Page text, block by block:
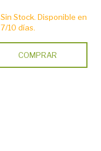
Sin Stock. Disponible en
7/10 días.
COMPRAR